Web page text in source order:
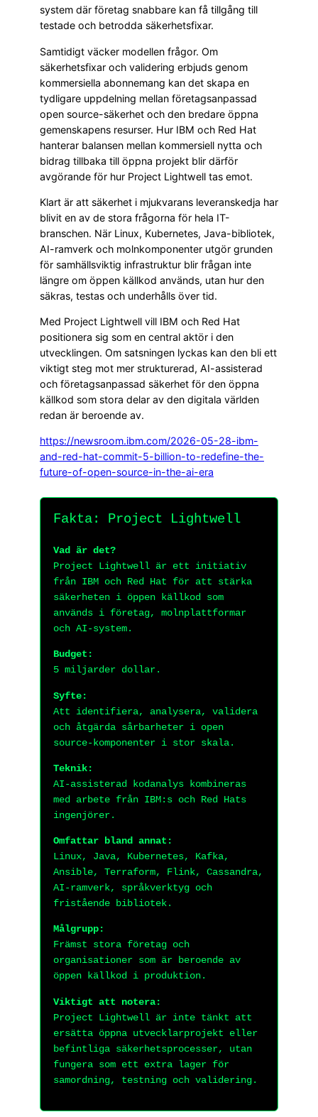
system där företag snabbare kan få tillgång till
testade och betrodda säkerhetsfixar.
Samtidigt väcker modellen frågor. Om
säkerhetsfixar och validering erbjuds genom
kommersiella abonnemang kan det skapa en
tydligare uppdelning mellan företagsanpassad
open source-säkerhet och den bredare öppna
gemenskapens resurser. Hur IBM och Red Hat
hanterar balansen mellan kommersiell nytta och
bidrag tillbaka till öppna projekt blir därför
avgörande för hur Project Lightwell tas emot.
Klart är att säkerhet i mjukvarans leveranskedja har
blivit en av de stora frågorna för hela IT-
branschen. När Linux, Kubernetes, Java-bibliotek,
AI-ramverk och molnkomponenter utgör grunden
för samhällsviktig infrastruktur blir frågan inte
längre om öppen källkod används, utan hur den
säkras, testas och underhålls över tid.
Med Project Lightwell vill IBM och Red Hat
positionera sig som en central aktör i den
utvecklingen. Om satsningen lyckas kan den bli ett
viktigt steg mot mer strukturerad, AI-assisterad
och företagsanpassad säkerhet för den öppna
källkod som stora delar av den digitala världen
redan är beroende av.
https://newsroom.ibm.com/2026-05-28-ibm-
and-red-hat-commit-5-billion-to-redefine-the-
future-of-open-source-in-the-ai-era
Fakta: Project Lightwell
Vad är det?
Project Lightwell är ett initiativ
från IBM och Red Hat för att stärka
säkerheten i öppen källkod som
används i företag, molnplattformar
och AI-system.
Budget:
5 miljarder dollar.
Syfte:
Att identifiera, analysera, validera
och åtgärda sårbarheter i open
source-komponenter i stor skala.
Teknik:
AI-assisterad kodanalys kombineras
med arbete från IBM:s och Red Hats
ingenjörer.
Omfattar bland annat:
Linux, Java, Kubernetes, Kafka,
Ansible, Terraform, Flink, Cassandra,
AI-ramverk, språkverktyg och
fristående bibliotek.
Målgrupp:
Främst stora företag och
organisationer som är beroende av
öppen källkod i produktion.
Viktigt att notera:
Project Lightwell är inte tänkt att
ersätta öppna utvecklarprojekt eller
befintliga säkerhetsprocesser, utan
fungera som ett extra lager för
samordning, testning och validering.